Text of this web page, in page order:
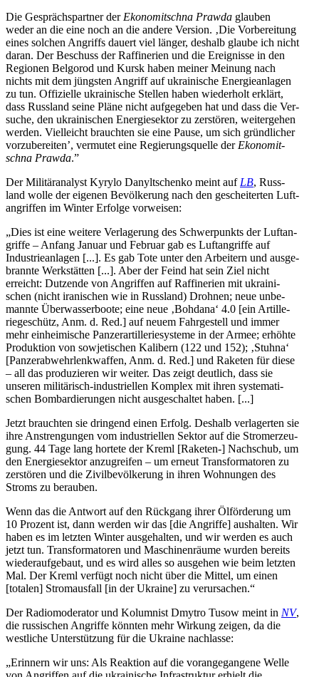
Die Gesprächs­part­ner der Eko­no­mit­schna Prawda glauben
weder an die eine noch an die andere Version. ‚Die Vor­be­rei­tung
eines solchen Angriffs dauert viel länger, deshalb glaube ich nicht
daran. Der Beschuss der Raf­fi­ne­rien und die Ereig­nisse in den
Regio­nen Bel­go­rod und Kursk haben meiner Meinung nach
nichts mit dem jüngs­ten Angriff auf ukrai­ni­sche Ener­gie­an­la­gen
zu tun. Offi­zi­elle ukrai­ni­sche Stellen haben wie­der­holt erklärt,
dass Russ­land seine Pläne nicht auf­ge­ge­ben hat und dass die Ver­
su­che, den ukrai­ni­schen Ener­gie­sek­tor zu zer­stö­ren, wei­ter­ge­hen
werden. Viel­leicht brauch­ten sie eine Pause, um sich gründ­li­cher
vor­zu­be­rei­ten’, ver­mu­tet eine Regie­rungs­quelle der Eko­no­mit­
schna Prawda.”
Der Mili­tär­ana­lyst Kyrylo Dany­lt­schenko meint auf LB, Russ­
land wolle der eigenen Bevöl­ke­rung nach den geschei­ter­ten Luft­
an­grif­fen im Winter Erfolge vorweisen:
„Dies ist eine weitere Ver­la­ge­rung des Schwer­punkts der Luft­an­
griffe – Anfang Januar und Februar gab es Luft­an­griffe auf
Indus­trie­an­la­gen [...]. Es gab Tote unter den Arbei­tern und aus­ge­
brannte Werk­stät­ten [...]. Aber der Feind hat sein Ziel nicht
erreicht: Dut­zende von Angrif­fen auf Raf­fi­ne­rien mit ukrai­ni­
schen (nicht ira­ni­schen wie in Russ­land) Drohnen; neue unbe­
mannte Über­was­ser­boote; eine neue ‚Bohdana‘ 4.0 [ein Artil­le­
rie­ge­schütz, Anm. d. Red.] auf neuem Fahr­ge­stell und immer
mehr ein­hei­mi­sche Pan­zer­ar­til­le­rie­sys­teme in der Armee; erhöhte
Pro­duk­tion von sowje­ti­schen Kali­bern (122 und 152); ‚Stuhna‘
[Pan­zer­ab­wehr­lenk­waf­fen, Anm. d. Red.] und Raketen für diese
– all das pro­du­zie­ren wir weiter. Das zeigt deut­lich, dass sie
unseren mili­tä­risch-indus­tri­el­len Komplex mit ihren sys­te­ma­ti­
schen Bom­bar­die­run­gen nicht aus­ge­schal­tet haben. [...]
Jetzt brauch­ten sie drin­gend einen Erfolg. Deshalb ver­la­ger­ten sie
ihre Anstren­gun­gen vom indus­tri­el­len Sektor auf die Strom­erzeu­
gung. 44 Tage lang hortete der Kreml [Raketen-] Nach­schub, um
den Ener­gie­sek­tor anzu­grei­fen – um erneut Trans­for­ma­to­ren zu
zer­stö­ren und die Zivil­be­völ­ke­rung in ihren Woh­nun­gen des
Stroms zu berauben.
Wenn das die Antwort auf den Rück­gang ihrer Ölför­de­rung um
10 Prozent ist, dann werden wir das [die Angriffe] aus­hal­ten. Wir
haben es im letzten Winter aus­ge­hal­ten, und wir werden es auch
jetzt tun. Trans­for­ma­to­ren und Maschi­nen­räume wurden bereits
wie­der­auf­ge­baut, und es wird alles so aus­ge­hen wie beim letzten
Mal. Der Kreml verfügt noch nicht über die Mittel, um einen
[totalen] Strom­aus­fall [in der Ukraine] zu verursachen.“
Der Radio­mo­de­ra­tor und Kolum­nist Dmytro Tusow meint in NV,
die rus­si­schen Angriffe könnten mehr Wirkung zeigen, da die
west­li­che Unter­stüt­zung für die Ukraine nachlasse:
„Erin­nern wir uns: Als Reak­tion auf die vor­an­ge­gan­gene Welle